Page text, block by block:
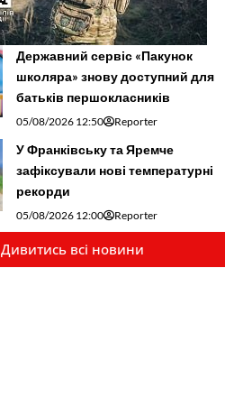
Державний сервіс «Пакунок
школяра» знову доступний для
батьків першокласників
05/08/2026 12:50 Reporter
У Франківську та Яремче
зафіксували нові температурні
рекорди
05/08/2026 12:00 Reporter
Дивитись всі новини